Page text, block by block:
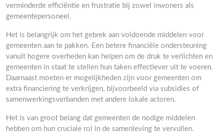
verminderde efficiëntie en frustratie bij zowel inwoners als
gemeentepersoneel.
Het is belangrijk om het gebrek aan voldoende middelen voor
gemeenten aan te pakken. Een betere financiële ondersteuning
vanuit hogere overheden kan helpen om de druk te verlichten en
gemeenten in staat te stellen hun taken effectiever uit te voeren.
Daarnaast moeten er mogelijkheden zijn voor gemeenten om
extra financiering te verkrijgen, bijvoorbeeld via subsidies of
samenwerkingsverbanden met andere lokale actoren.
Het is van groot belang dat gemeenten de nodige middelen
hebben om hun cruciale rol in de samenleving te vervullen.